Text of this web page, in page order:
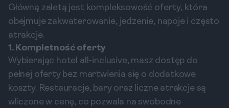
Główną zaletą jest kompleksowość oferty, która
obejmuje zakwaterowanie, jedzenie, napoje i często
atrakcje.
1. Kompletność oferty
Wybierając hotel all-inclusive, masz dostęp do
pełnej oferty bez martwienia się o dodatkowe
koszty. Restauracje, bary oraz liczne atrakcje są
wliczone w cenę, co pozwala na swobodne